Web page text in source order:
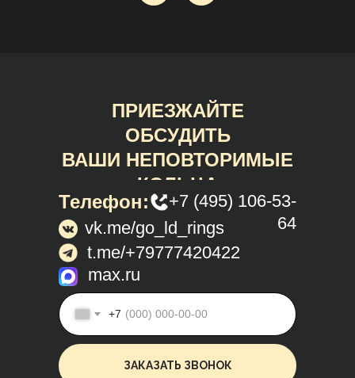
ПРИЕЗЖАЙТЕ
ОБСУДИТЬ
ВАШИ НЕПОВТОРИМЫЕ
КОЛЬЦА
Телефон:
+7 (495) 106-53-
64
vk.me/go_ld_rings
t.me/+79777420422
max.ru
+7
ЗАКАЗАТЬ ЗВОНОК